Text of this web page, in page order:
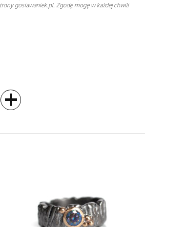
gosiawaniek.pl. Zgodę mogę w każdej chwili